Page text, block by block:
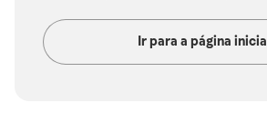
Ir para a página inicial